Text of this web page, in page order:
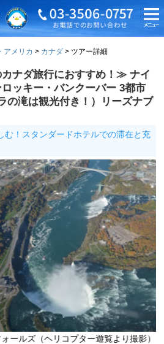
アメリカ カナダ ツアー詳細
ナダ旅行におすすめ！≫ ナイ
ッキー・バンクーバー 3都市
の滝は観光付き！）リーズナブ
む！スタンダードホテルでの滞在と充
ズ（ヘリコプター遊覧より撮影）